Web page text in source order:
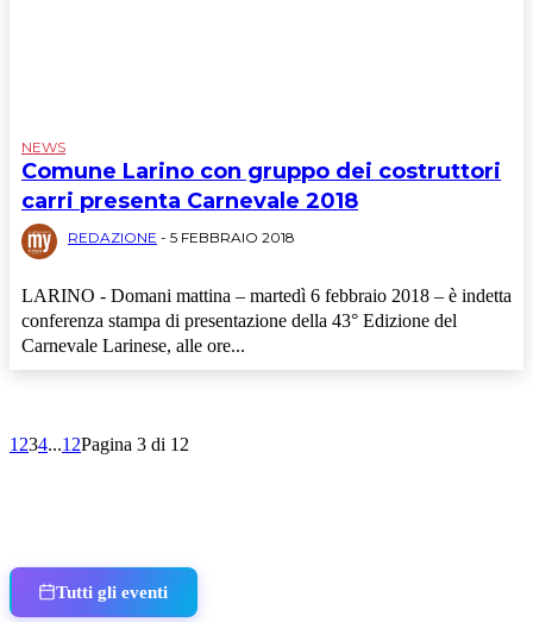
NEWS
Comune Larino con gruppo dei costruttori
carri presenta Carnevale 2018
REDAZIONE - 5 FEBBRAIO 2018
LARINO - Domani mattina – martedì 6 febbraio 2018 – è indetta
conferenza stampa di presentazione della 43° Edizione del
Carnevale Larinese, alle ore...
1 234...12Pagina 3 di 12
Tutti gli eventi